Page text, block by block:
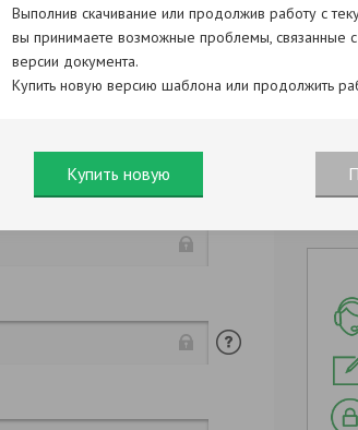
Выполнив скачивание или продолжив работу с
вы принимаете возможные проблемы, связанные с
версии документа.
Купить новую версию шаблона или продолжить
Купить новую